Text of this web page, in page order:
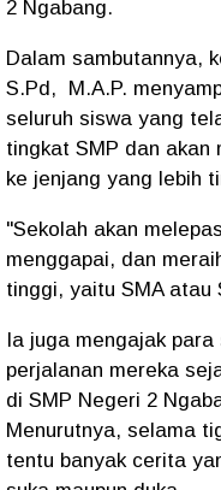
2 Ngabang.
Dalam sambutannya,
S.Pd, M.A.P.
seluruh siswa yang
tingkat SMP dan akan
ke jenjang yang lebih
"Sekolah akan
menggapai, dan
tinggi, yaitu SMA atau
Ia juga mengajak
perjalanan mereka
di SMP Negeri 2
Menurutnya, selama
tentu banyak cerita